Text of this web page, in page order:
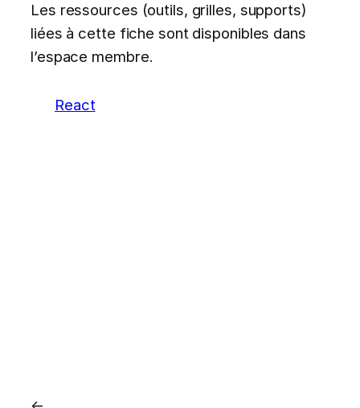
Les ressources (outils, grilles, supports)
liées à cette fiche sont disponibles dans
l’espace membre.
React